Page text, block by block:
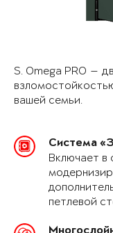
S. Omega PRO —
вашей семьи.
Система
Включает в
петлевой